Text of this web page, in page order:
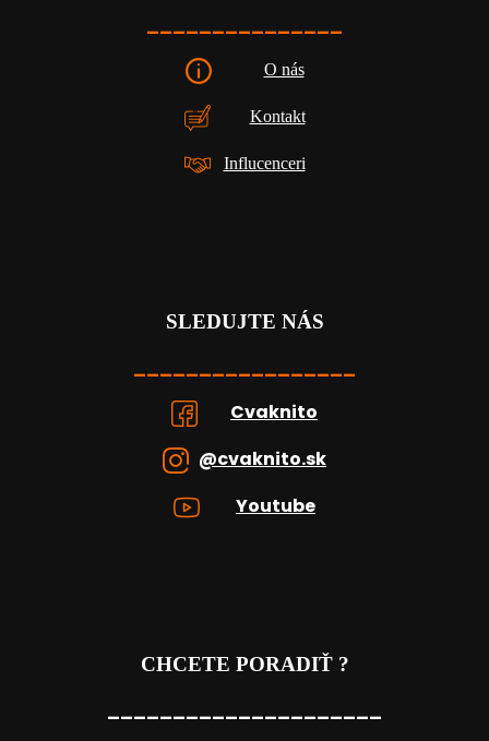
_______________
O nás
Kontakt
Influcenceri
SLEDUJTE NÁS
_________________
Cvaknito
@cvaknito.sk
Youtube
CHCETE PORADIŤ ?
_____________________